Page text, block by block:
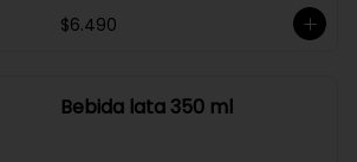
$6.490
Bebida lata 350 ml